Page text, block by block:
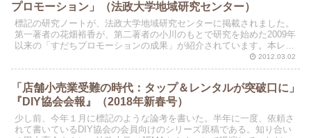
プロモーション」（法政大学地域研究センター）
標記の研究ノートが、法政大学地域研究センターに掲載されました。
第一著者の花畑裕香が、第二著者の小川のもとで研究を始めた2009年
以来の「すだちプロモーションの成果」が紹介されています。本レポ
2012.03.02
「店舗小売業受難の時代：タップ＆レンタルが突破口に」
『DIY協会会報』（2018年新春号）
少し前、今年１月に標記のような論考を書いた。半年に一度、依頼さ
れて書いているDIY協会の会員向けのシリーズ原稿である。知り合い